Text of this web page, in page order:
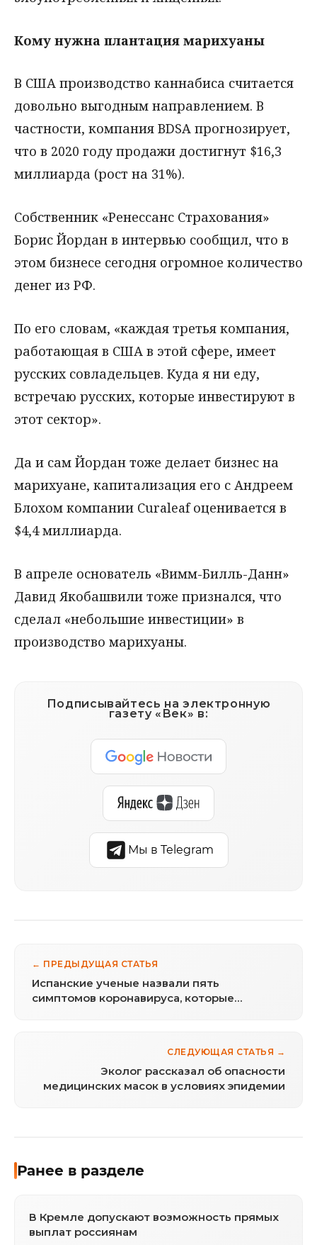
Кому нужна плантация марихуаны
В США производство каннабиса считается
довольно выгодным направлением. В
частности, компания BDSA прогнозирует,
что в 2020 году продажи достигнут $16,3
миллиарда (рост на 31%).
Собственник «Ренессанс Страхования»
Борис Йордан в интервью сообщил, что в
этом бизнесе сегодня огромное количество
денег из РФ.
По его словам, «каждая третья компания,
работающая в США в этой сфере, имеет
русских совладельцев. Куда я ни еду,
встречаю русских, которые инвестируют в
этот сектор».
Да и сам Йордан тоже делает бизнес на
марихуане, капитализация его с Андреем
Блохом компании Curaleaf оценивается в
$4,4 миллиарда.
В апреле основатель «Вимм-Билль-Данн»
Давид Якобашвили тоже признался, что
сделал «небольшие инвестиции» в
производство марихуаны.
Подписывайтесь на электронную
газету «Век» в:
Мы в Telegram
← ПРЕДЫДУЩАЯ СТАТЬЯ
Испанские ученые назвали пять
симптомов коронавируса, которые
СЛЕДУЮЩАЯ СТАТЬЯ →
Эколог рассказал об опасности
медицинских масок в условиях эпидемии
Ранее в разделе
В Кремле допускают возможность прямых
выплат россиянам